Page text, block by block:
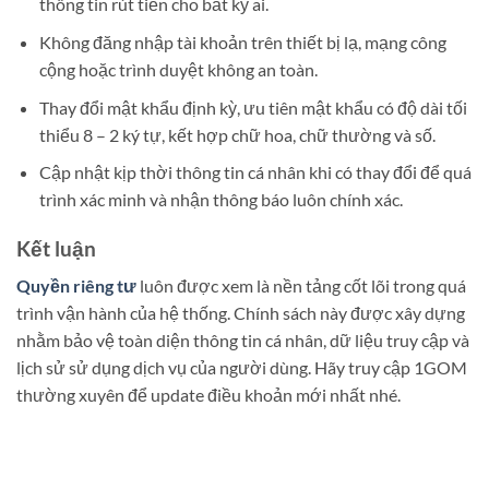
thông tin rút tiền cho bất kỳ ai.
Không đăng nhập tài khoản trên thiết bị lạ, mạng công
cộng hoặc trình duyệt không an toàn.
Thay đổi mật khẩu định kỳ, ưu tiên mật khẩu có độ dài tối
thiểu 8 – 2 ký tự, kết hợp chữ hoa, chữ thường và số.
Cập nhật kịp thời thông tin cá nhân khi có thay đổi để quá
trình xác minh và nhận thông báo luôn chính xác.
Kết luận
Quyền riêng tư luôn được xem là nền tảng cốt lõi trong quá
trình vận hành của hệ thống. Chính sách này được xây dựng
nhằm bảo vệ toàn diện thông tin cá nhân, dữ liệu truy cập và
lịch sử sử dụng dịch vụ của người dùng. Hãy truy cập 1GOM
thường xuyên để update điều khoản mới nhất nhé.